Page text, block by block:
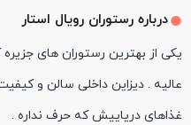
درباره رستوران رویال استار
یکی از بهترین رستوران های
عالیه . دیزاین داخلی سالن و
غذاهای دریاییش که حرف نداره .